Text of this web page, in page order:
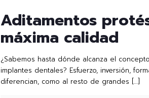
Aditamentos
máxima calidad
¿Sabemos hasta dónde alcanza el
implantes dentales? Esfuerzo, inversión,
diferencian, como al resto de grandes […]